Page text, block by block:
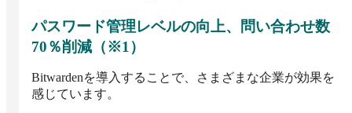
パスワード管理レベルの向上、問い合わせ数
70％削減（※1）
Bitwardenを導入することで、さまざまな企業が効果を
感じています。